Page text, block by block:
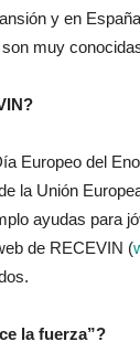
y en
muy
Europeo del
la Unión
ayudas para
de RECEVIN (
la fuerza”?